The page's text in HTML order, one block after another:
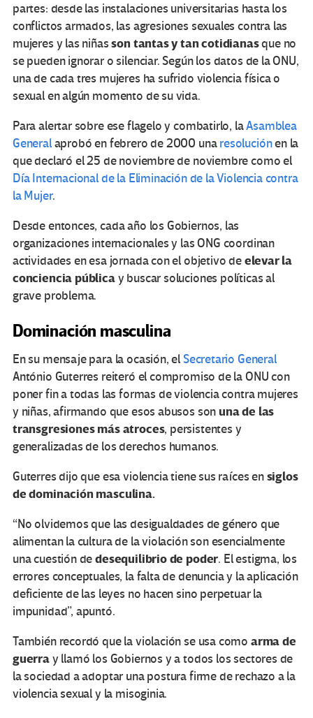
partes: desde las instalaciones universitarias hasta los
conflictos armados, las agresiones sexuales contra las
mujeres y las niñasson tantas y tan cotidianasque no
se pueden ignorar o silenciar. Según los datos de la ONU,
una de cada tres mujeres ha sufrido violencia física o
sexual en algún momento de su vida.
Para alertar sobre ese flagelo y combatirlo, laAsamblea
Generalaprobó en febrero de 2000 unaresoluciónen la
que declaró el 25 de noviembre de noviembre como el
Día Internacional de la Eliminación de la Violencia contra
la Mujer.
Desde entonces, cada año los Gobiernos, las
organizaciones internacionales y las ONG coordinan
actividades en esa jornada con el objetivo deelevar la
conciencia públicay buscar soluciones políticas al
grave problema.
Dominación masculina
En su mensaje para la ocasión, elSecretario General
António Guterres reiteró el compromiso de la ONU con
poner fin a todas las formas de violencia contra mujeres
y niñas, afirmando que esos abusos son una de las
transgresiones más atroces, persistentes y
generalizadas de los derechos humanos.
Guterres dijo que esa violencia tiene sus raíces ensiglos
de dominación masculina.
“No olvidemos que las desigualdades de género que
alimentan la cultura de la violación son esencialmente
una cuestión dedesequilibrio de poder. El estigma, los
errores conceptuales, la falta de denuncia y la aplicación
deficiente de las leyes no hacen sino perpetuar la
impunidad”, apuntó.
También recordó que la violación se usa como arma de
guerray llamó los Gobiernos y a todos los sectores de
la sociedad a adoptar una postura firme de rechazo a la
violencia sexual y la misoginia.